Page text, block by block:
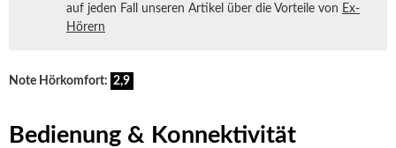
auf jeden Fall unseren Artikel über die Vorteile von Ex-
Hörern
Note Hörkomfort: 2,9
Bedienung & Konnektivität